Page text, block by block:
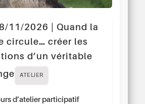
11/2026 | Quand la
circule… créer les
d’un véritable
ATELIER
d’atelier participatif